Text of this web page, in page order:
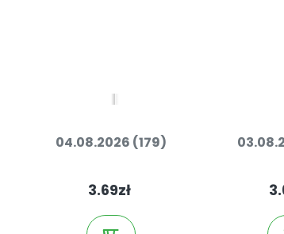
04.08.2026 (179)
3.69zł